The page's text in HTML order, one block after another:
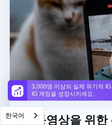
3,000명 이상의 실제 유기적
IG 계정을 성장시키세요.
IG 동영상을 위
한국어